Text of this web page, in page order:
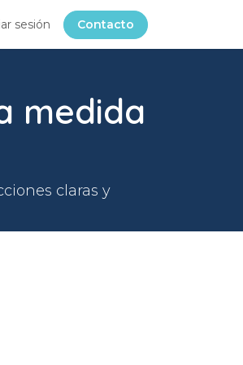
sesión Contacto
medida
claras y